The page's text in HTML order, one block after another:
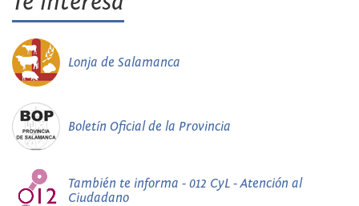
Lonja de Salamanca
Boletín Oficial de la Provincia
También te informa - 012 CyL - Atención al
Ciudadano